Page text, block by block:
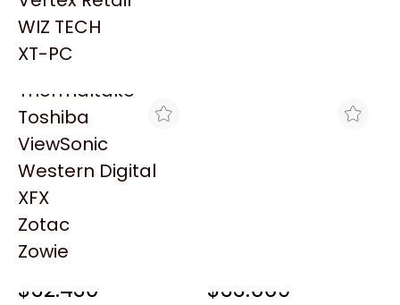
Seagate
Sentey
Solarmax
Thermaltake
Toshiba
ViewSonic
Western Digital
XFX
Zotac
Zowie
WIZ TECH
XT-PC
KATECH
COOLER CPU
212 SPECTRUM V3
$34.485
CPU COOLER
$32.430 $33.669